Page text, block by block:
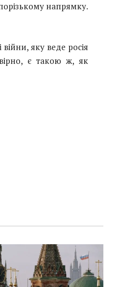
напрямку.
яку веде росія
є такою ж, як